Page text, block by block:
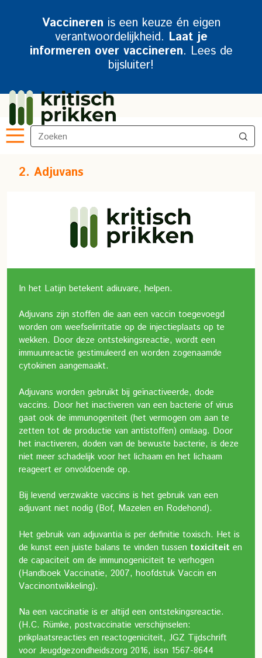
Vaccineren is een keuze én eigen
verantwoordelijkheid. Laat je
informeren over vaccineren. Lees de
bijsluiter!
2. Adjuvans
In het Latijn betekent adiuvare, helpen.
Adjuvans zijn stoffen die aan een vaccin toegevoegd
worden om weefselirritatie op de injectieplaats op te
wekken. Door deze ontstekingsreactie, wordt een
immuunreactie gestimuleerd en worden zogenaamde
cytokinen aangemaakt.
Adjuvans worden gebruikt bij geïnactiveerde, dode
vaccins. Door het inactiveren van een bacterie of virus
gaat ook de immunogeniteit (het vermogen om aan te
zetten tot de productie van antistoffen) omlaag. Door
het inactiveren, doden van de bewuste bacterie, is deze
niet meer schadelijk voor het lichaam en het lichaam
reageert er onvoldoende op.
Bij levend verzwakte vaccins is het gebruik van een
adjuvant niet nodig (Bof, Mazelen en Rodehond).
Het gebruik van adjuvantia is per definitie toxisch. Het is
de kunst een juiste balans te vinden tussen toxiciteit en
de capaciteit om de immunogeniciteit te verhogen
(Handboek Vaccinatie, 2007, hoofdstuk Vaccin en
Vaccinontwikkeling).
Na een vaccinatie is er altijd een ontstekingsreactie.
(H.C. Rümke, postvaccinatie verschijnselen:
prikplaatsreacties en reactogeniciteit, JGZ Tijdschrift
voor Jeugdgezondheidszorg 2016, issn 1567-8644